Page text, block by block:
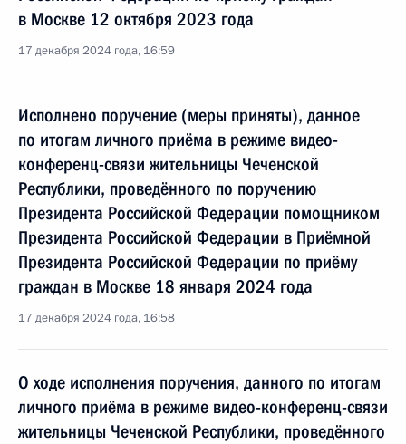
в Москве 12 октября 2023 года
17 декабря 2024 года, 16:59
Исполнено поручение (меры приняты), данное
по итогам личного приёма в режиме видео-
конференц-связи жительницы Чеченской
Республики, проведённого по поручению
Президента Российской Федерации помощником
Президента Российской Федерации в Приёмной
Президента Российской Федерации по приёму
граждан в Москве 18 января 2024 года
17 декабря 2024 года, 16:58
О ходе исполнения поручения, данного по итогам
личного приёма в режиме видео-конференц-связи
жительницы Чеченской Республики, проведённого